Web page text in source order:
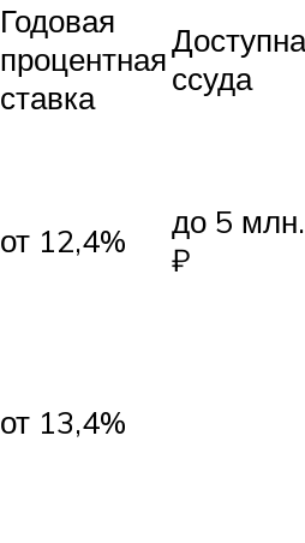
Годовая
процентная
ставка
ссуда
от 12,4%
до 5 млн.
₽
от 13,4%